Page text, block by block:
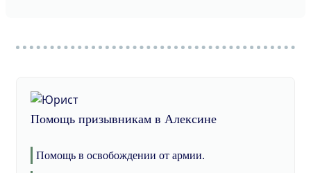
Помощь призывникам в Алексине
Помощь в освобождении от армии.